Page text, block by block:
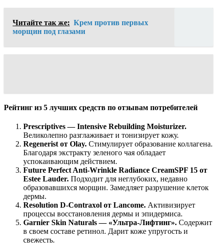
Читайте так же: Крем против первых
морщин под глазами
Рейтинг из 5 лучших средств по отзывам потребителей
Prescriptives — Intensive Rebuilding Moisturizer.
Великолепно разглаживает и тонизирует кожу.
Regenerist от Olay. Стимулирует образование коллагена.
Благодаря экстракту зеленого чая обладает
успокаивающим действием.
Future Perfect Anti-Wrinkle Radiance CreamSPF 15 от
Estee Lauder. Подходит для неглубоких, недавно
образовавшихся морщин. Замедляет разрушение клеток
дермы.
Resolution D-Contraxol от Lancome. Активизирует
процессы восстановления дермы и эпидермиса.
Garnier Skin Naturals — «Ультра-Лифтинг». Содержит
в своем составе ретинол. Дарит коже упругость и
свежесть.